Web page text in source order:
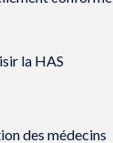
ê
r
t
e
ê
la HAS
des médecins